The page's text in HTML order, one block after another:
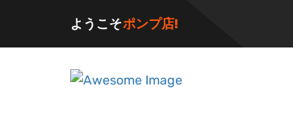
ようこそポンプ店!